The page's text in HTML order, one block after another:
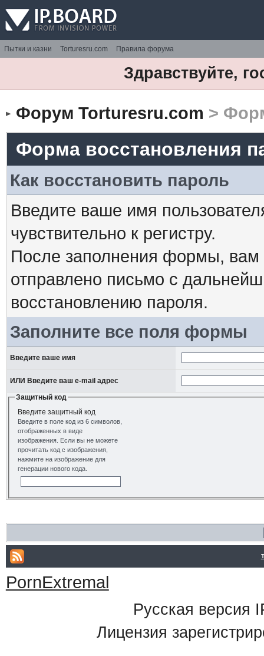
Пытки и казни Torturesru.com Правила форума
Здравствуйте,
Форум Torturesru.com >
Форма восстановления
Как восстановить пароль
Введите ваше имя
чувствительно к регистру.
После заполнения формы, вам
отправлено письмо с
восстановлению пароля.
Заполните все поля формы
Введите ваше имя
ИЛИ Введите ваш e-mail адрес
Защитный код
Введите защитный код
Введите в поле код из 6 символов,
отображенных в виде
изображения. Если вы не можете
прочитать код с изображения,
нажмите на изображение для
генерации нового кода.
PornExtremal
Русская версия
Лицензия